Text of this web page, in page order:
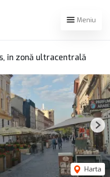
Meniu
in zonă ultracentrală
Harta